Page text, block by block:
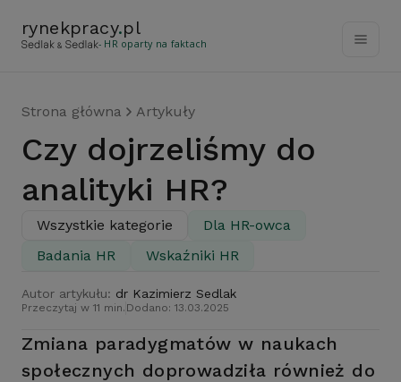
rynekpracy.pl
- HR oparty na faktach
Strona główna Artykuły
Czy dojrzeliśmy do
analityki HR?
Wszystkie kategorie
Dla HR-owca
Badania HR
Wskaźniki HR
Autor artykułu: dr Kazimierz Sedlak
Przeczytaj w 11 min. Dodano: 13.03.2025
Zmiana paradygmatów w naukach
społecznych doprowadziła również do